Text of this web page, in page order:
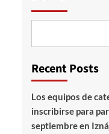
Recent Posts
Los equipos de
inscribirse para
septiembre en